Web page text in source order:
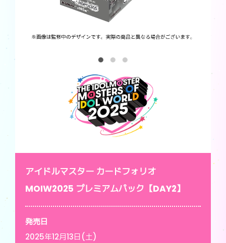
アイドルマスター カードフォリオ
MOIW2025 プレミアムパック【DAY2】
発売日
2025年12月13日(土)